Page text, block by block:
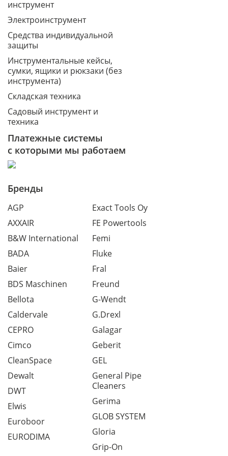
инструмент
Электроинструмент
Средства индивидуальной
защиты
Инструментальные кейсы,
сумки, ящики и рюкзаки (без
инструмента)
Складская техника
Садовый инструмент и
техника
Платежные системы
с которыми мы работаем
Бренды
AGP
AXXAIR
B&W International
BADA
Baier
BDS Maschinen
Bellota
Caldervale
CEPRO
Cimco
CleanSpace
Dewalt
DWT
Elwis
Euroboor
EURODIMA
Exact Tools Oy
FE Powertools
Femi
Fluke
Fral
Freund
G-Wendt
G.Drexl
Galagar
Geberit
GEL
General Pipe
Cleaners
Gerima
GLOB SYSTEM
Gloria
Grip-On